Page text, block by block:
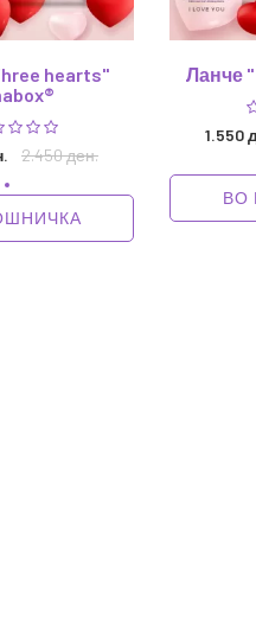
hearts"
2.450 ден.
Ланче "
1.550
ВО